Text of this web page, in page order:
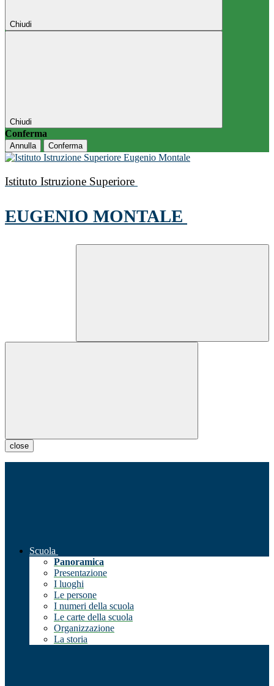
Chiudi
Chiudi
Conferma
Annulla Conferma
Istituto Istruzione Superiore
EUGENIO MONTALE
close
Scuola
Panoramica
Presentazione
I luoghi
Le persone
I numeri della scuola
Le carte della scuola
Organizzazione
La storia